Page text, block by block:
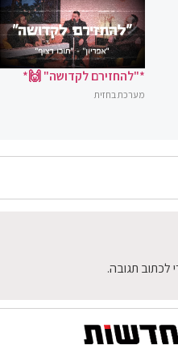
*"להחזירם לקדושה" 🙌*
מערכת בחזית
לכתוב תגובה.